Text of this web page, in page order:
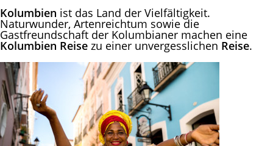
Kolumbien ist das Land der Vielfältigkeit.
Naturwunder, Artenreichtum sowie die
Gastfreundschaft der Kolumbianer machen eine
Kolumbien Reise zu einer unvergesslichen Reise.